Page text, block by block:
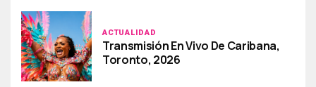
ACTUALIDAD
Transmisión En Vivo De Caribana,
Toronto, 2026